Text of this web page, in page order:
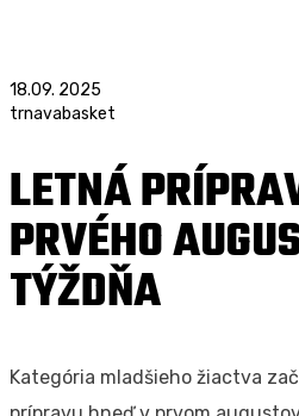
18.09. 2025
trnavabasket
LETNÁ
PRVÉHO
TÝŽDŇA
Kategória mladšieho žiactva